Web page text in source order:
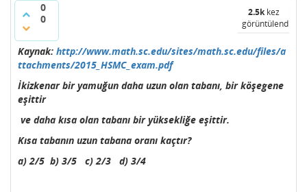
0
0
2.5kkez
görüntülendi
Kaynak: http://www.math.sc.edu/sites/math.sc.edu/files/a
ttachments/2015_HSMC_exam.pdf
İkizkenar bir yamuğun daha uzun olan tabanı, bir köşegene
eşittir
ve daha kısa olan tabanı bir yüksekliğe eşittir.
Kısa tabanın uzun tabana oranı kaçtır?
a) 2/5 b) 3/5 c) 2/3 d) 3/4